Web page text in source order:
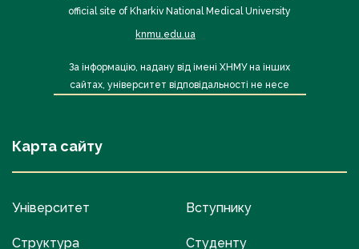
official site of Kharkiv National Medical University
knmu.edu.ua
За інформацію, надану від імені ХНМУ на інших
сайтах, університет відповідальності не несе
Карта сайту
Університет
Структура
Вступнику
Студенту